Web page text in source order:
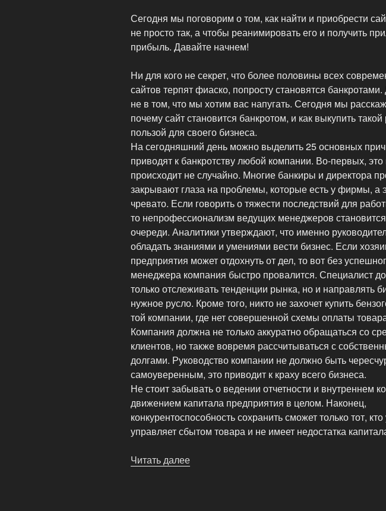
Сегодня мы поговорим о том, как найти и приобрести
не просто так, а чтобы реанимировать его и получить
прибыль. Давайте начнем!
Ни для кого не секрет, что более половины всех
сайтов терпят фиаско, попросту становятся
не в том, что мы хотим вас напугать. Сегодня мы
почему сайт становится банкротом, и как выкупить такой
пользой для своего бизнеса.
На сегодняшний день можно выделить 25 основных
приводят к банкротству любой компании. Во-первых, это
происходит не случайно. Многие банкиры и директора
закрывают глаза на проблемы, которые есть у фирмы, а
чревато. Если говорить о тяжести последствий для
то непрофессионализм ведущих менеджеров
очереди. Аналитики утверждают, что именно
обладать знаниями и умениями вести бизнес. Если
предприятия может отдохнуть от дел, то вот без
менеджера компания быстро провалится. Специалист
только отслеживать тенденции рынка, но и направлять
нужное русло. Кроме того, никто не захочет купить
той компании, где нет совершенной схемы оплаты
Компания должна не только аккуратно обращаться со
клиентов, но также вовремя рассчитываться с
долгами. Руководство компании не должно быть
самоуверенным, это приводит к краху всего бизнеса.
Не стоит забывать о ведении отчетности и внутреннем
движением капитала предприятия в целом. Наконец,
конкурентоспособность сохранить сможет только тот,
управляет сбытом товара и не имеет недостатка
Читать далее